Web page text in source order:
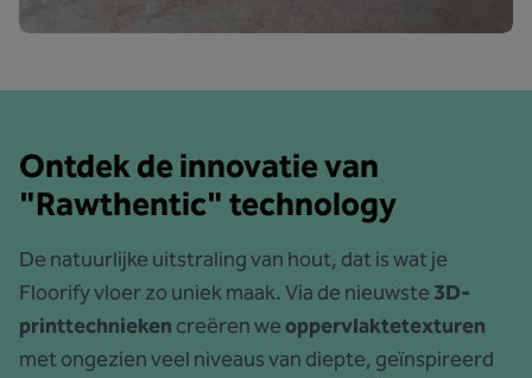
Ontdek de innovatie van
"Rawthentic" technology
De natuurlijke uitstraling van hout, dat is wat je
Floorify vloer zo uniek maak. Via de nieuwste 3D-
printtechnieken creëren weoppervlaktetexturen
met ongezien veel niveaus van diepte, geïnspireerd